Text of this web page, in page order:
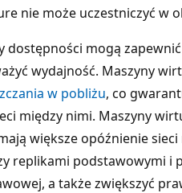
nie może uczestniczyć w
dostępności mogą
wydajność. Maszyny
w pobliżu, co
między nimi. Maszyny
większe opóźnienie
replikami podstawowymi i
a także zwiększyć